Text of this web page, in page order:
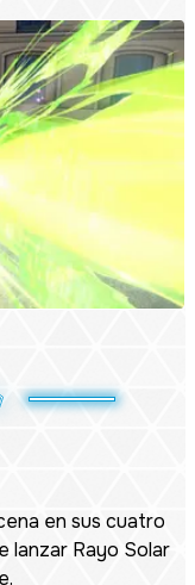
en sus cuatro
lanzar Rayo Solar